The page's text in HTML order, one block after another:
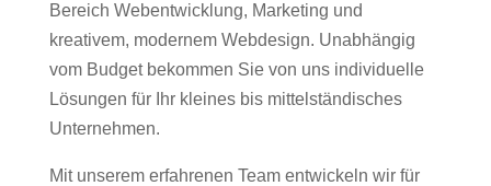
Bereich Webentwicklung, Marketing und
kreativem, modernem Webdesign. Unabhängig
vom Budget bekommen Sie von uns individuelle
Lösungen für Ihr kleines bis mittelständisches
Unternehmen.
Mit unserem erfahrenen Team entwickeln wir für